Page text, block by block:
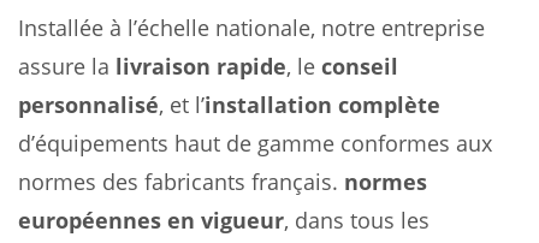
Installée à l’échelle nationale, notre entreprise
assure la livraison rapide, le conseil
personnalisé, et l’installation complète
d’équipements haut de gamme conformes aux
normes des fabricants français. normes
européennes en vigueur, dans tous les